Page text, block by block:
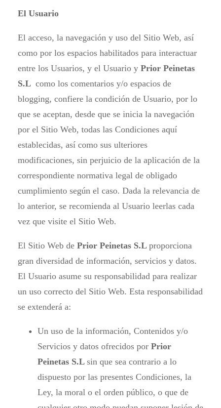
El Usuario
El acceso, la navegación y uso del Sitio Web, así
como por los espacios habilitados para interactuar
entre los Usuarios, y el Usuario y Prior Peinetas
S.L como los comentarios y/o espacios de
blogging, confiere la condición de Usuario, por lo
que se aceptan, desde que se inicia la navegación
por el Sitio Web, todas las Condiciones aquí
establecidas, así como sus ulteriores
modificaciones, sin perjuicio de la aplicación de la
correspondiente normativa legal de obligado
cumplimiento según el caso. Dada la relevancia de
lo anterior, se recomienda al Usuario leerlas cada
vez que visite el Sitio Web.
El Sitio Web de Prior Peinetas S.L proporciona
gran diversidad de información, servicios y datos.
El Usuario asume su responsabilidad para realizar
un uso correcto del Sitio Web. Esta responsabilidad
se extenderá a:
Un uso de la información, Contenidos y/o
Servicios y datos ofrecidos por Prior
Peinetas S.L sin que sea contrario a lo
dispuesto por las presentes Condiciones, la
Ley, la moral o el orden público, o que de